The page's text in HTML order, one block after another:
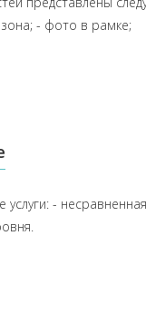
- фото в рамке;
-